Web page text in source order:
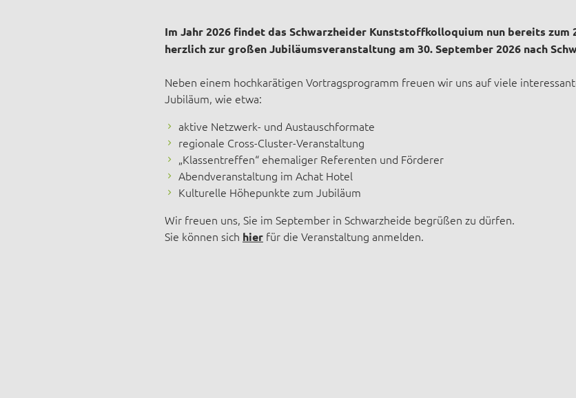
Im Jahr 2026 findet das Schwarzheider Kunststoffkolloquium nun bereits
herzlich zur großen Jubiläumsveranstaltung am 30. September 2026 nach
Neben einem hochkarätigen Vortragsprogramm freuen wir uns auf viele
Jubiläum, wie etwa:
aktive Netzwerk- und Austauschformate
regionale Cross-Cluster-Veranstaltung
„Klassentreffen“ ehemaliger Referenten und Förderer
Abendveranstaltung im Achat Hotel
Kulturelle Höhepunkte zum Jubiläum
Wir freuen uns, Sie im September in Schwarzheide begrüßen zu dürfen.
Sie können sich hierfür die Veranstaltung anmelden.